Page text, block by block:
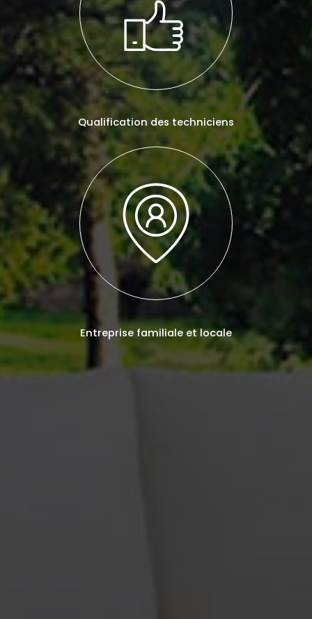
Qualification des techniciens
Entreprise familiale et locale